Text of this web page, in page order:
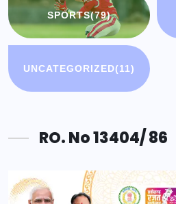
SPORTS(79)
UNCATEGORIZED(11)
RO. No 13404/ 86